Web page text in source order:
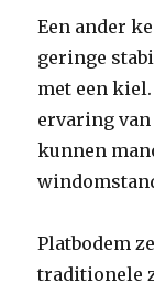
Een ander
geringe
met een
ervaring van
kunnen
Platbodem
traditionele